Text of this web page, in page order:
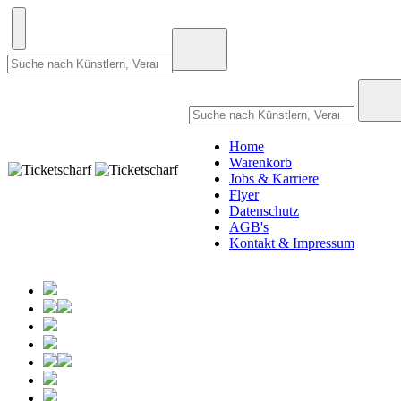
Home
Warenkorb
Jobs & Karriere
Flyer
Datenschutz
AGB's
Kontakt & Impressum